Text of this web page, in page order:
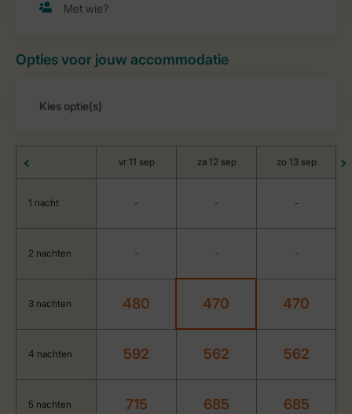
Opties voor jouw accommodatie
vr 11 sep za 12 sep zo 13 sep
1 nacht - - -
2 nachten - - -
3 nachten 480 470 470
4 nachten 592 562 562
5 nachten 715 685 685